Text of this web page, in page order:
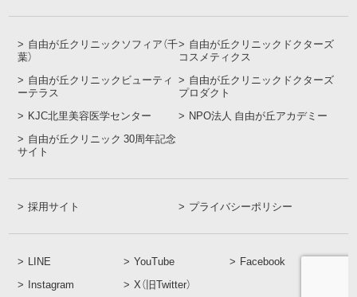
自由が丘クリニックソフィア（千
葉）
自由が丘クリニックドクターズ
コスメティクス
自由が丘クリニックビューティ
ーテラス
自由が丘クリニックドクターズ
プロダクト
KJC北里美容医学センター
NPO法人 自由が丘アカデミー
自由が丘クリニック 30周年記念
サイト
採用サイト プライバシーポリシー
LINE YouTube
Facebook
Instagram
X（旧Twitter）